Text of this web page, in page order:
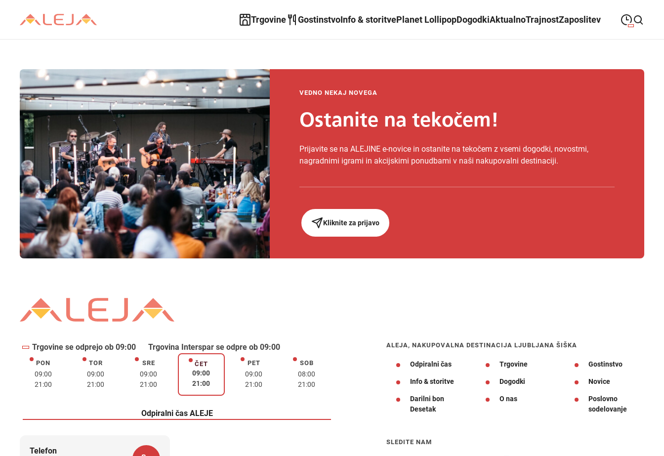
Trgovine GostinstvoInfo & storitvePlanet LollipopDogodkiAktualnoTrajnostZaposlitev
petek
PETEK
SOBOTA 08:00
VEDNO NEKAJ NOVEGA
Ostanite na tekočem!
Prijavite se na ALEJINE e-novice in ostanite na tekočem z vsemi dogodki, novostmi,
nagradnimi igrami in akcijskimi ponudbami v naši nakupovalni destinaciji.
Kliknite za prijavo
Trgovine se odprejo ob 09:00 Trgovina Interspar se odpre ob 09:00
PONponedeljek
09:00
21:00
TORtorek
09:00
21:00
SREsreda
09:00
21:00
ČETčetrtek
09:00
21:00
PETpetek
09:00
21:00
SOBsobota
08:00
21:00
Odpiralni čas ALEJE
Telefon
ALEJA, NAKUPOVALNA DESTINACIJA LJUBLJANA ŠIŠKA
Odpiralni čas Trgovine Gostinstvo
Info & storitve Dogodki Novice
Darilni bon
Desetak
O nas
Poslovno
sodelovanje
SLEDITE NAM